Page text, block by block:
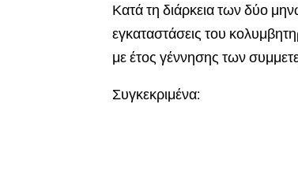
Κατά τη διάρκεια των δύο
εγκαταστάσεις του
με έτος γέννησης των
Συγκεκριμένα: